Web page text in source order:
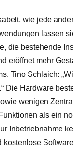
wie jede
lassen
die bestehende
eröffnet mehr
Tino Schlaich:
Die Hardware
wenigen
als ein
Inbetriebnahme